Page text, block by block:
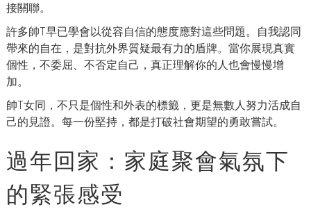
接關聯。
許多帥T早已學會以從容自信的態度應對這些問題。自我認同
帶來的自在，是對抗外界質疑最有力的盾牌。當你展現真實
個性，不委屈、不否定自己，真正理解你的人也會慢慢增
加。
帥T女同，不只是個性和外表的標籤，更是無數人努力活成自
己的見證。每一份堅持，都是打破社會期望的勇敢嘗試。
過年回家：家庭聚會氣氛下
的緊張感受